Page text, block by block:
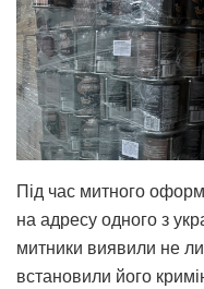
Під час митного
на адресу одного з
митники виявили не
встановили його